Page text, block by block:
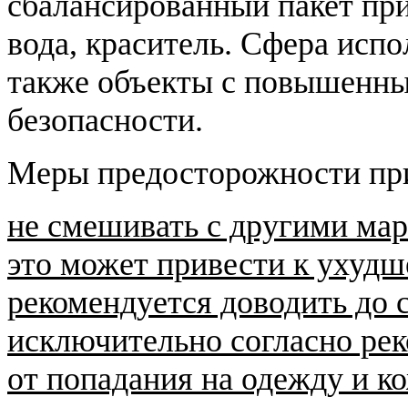
вода, краситель. Сфера
также объекты с
безопасности.
Меры предосторожности
не смешивать с другими
это может привести к
рекомендуется доводить до
исключительно согласно
от попадания на одежду и